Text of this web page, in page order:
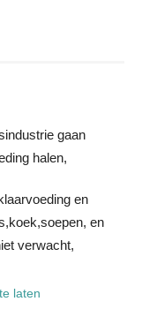
gaan
halen,
en
en
verwacht,
laten